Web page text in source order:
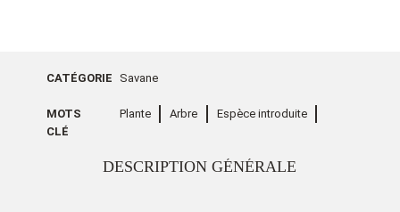
CATÉGORIE Savane
MOTS
CLÉ
Plante Arbre Espèce introduite
DESCRIPTION GÉNÉRALE